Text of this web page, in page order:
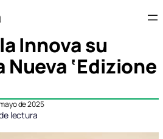
Innova su
Nueva ‘Edizione
de 2025
lectura